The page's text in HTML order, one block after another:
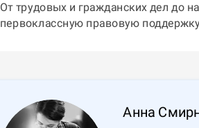
От трудовых и гражданских дел до
первоклассную правовую
Анна